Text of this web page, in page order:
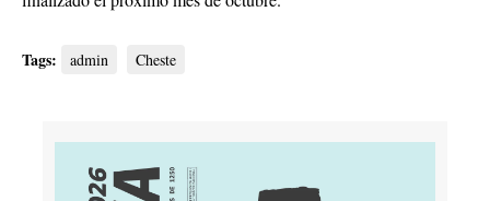
Tags: admin Cheste